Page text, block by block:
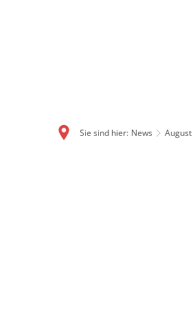
Sie sind hier: News August